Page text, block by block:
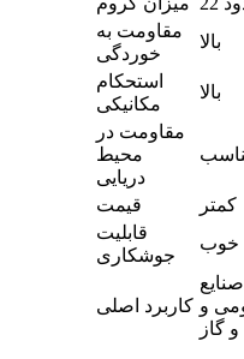
مقاومت به
خوردگی
بالا
استحکام
مکانیکی
بالا
مقاومت در
محیط
دریایی
قیمت کمتر
قابلیت
جوشکاری
خوب
کاربرد اصلی
صنایع
و
گاز